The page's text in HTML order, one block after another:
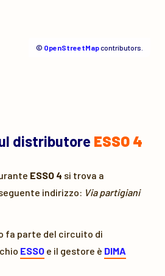
© OpenStreetMapcontributors.
distributore ESSO 4
ESSO 4 si trova a
indirizzo: Via partigiani
fa parte del circuito di
ESSO e il gestore è DIMA